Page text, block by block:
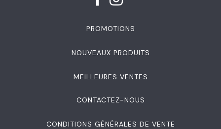
PROMOTIONS
NOUVEAUX PRODUITS
MEILLEURES VENTES
CONTACTEZ-NOUS
CONDITIONS GÉNÉRALES DE VENTE